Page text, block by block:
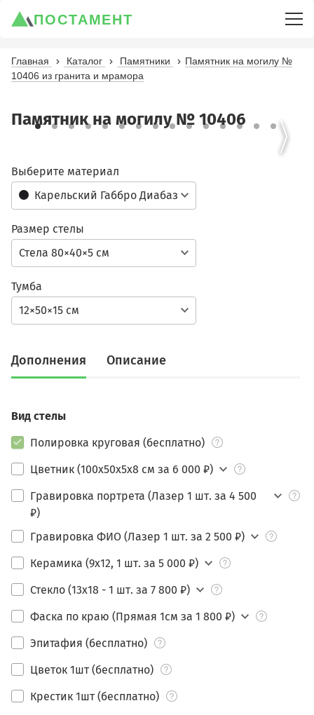
ПОСТАМЕНТ
Главная Каталог Памятники
Памятник на могилу №
10406 из гранита и мрамора
Памятник на могилу № 10406
Карельский Габбро Диабаз
Выберите материал
Стела 80×40×5 см
Размер стелы
12×50×15 см
Тумба
Дополнения Описание
Вид стелы
Полировка круговая (бесплатно)
Цветник (100х50х5х8 см за 6 000 ₽)
Гравировка портрета (Лазер 1 шт. за 4 500
₽)
Гравировка ФИО (Лазер 1 шт. за 2 500 ₽)
Керамика (9х12, 1 шт. за 5 000 ₽)
Стекло (13х18 - 1 шт. за 7 800 ₽)
Фаска по краю (Прямая 1см за 1 800 ₽)
Эпитафия (бесплатно)
Цветок 1шт (бесплатно)
Крестик 1шт (бесплатно)